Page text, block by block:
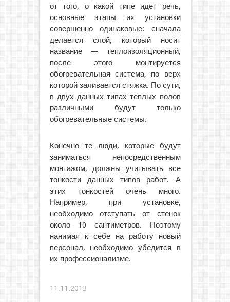
от того, о какой типе идет речь,
основные этапы их установки
совершенно одинаковые: сначала
делается слой, который носит
название — теплоизоляционный,
после этого монтируется
обогревательная система, по верх
которой заливается стяжка. По сути,
в двух данных типах теплых полов
различными будут только
обогревательные системы.
Конечно те люди, которые будут
заниматься непосредственным
монтажом, должны учитывать все
тонкости данных типов работ. А
этих тонкостей очень много.
Например, при установке,
необходимо отступать от стенок
около 10 сантиметров. Поэтому
нанимая к себе на работу новый
персонал, необходимо убедится в
их профессионализме.
11.11.2013